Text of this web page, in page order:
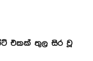
එකක් තුල සිර වූ